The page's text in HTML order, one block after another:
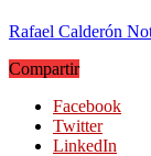
Rafael Calderón
Compartir
Facebook
Twitter
LinkedIn